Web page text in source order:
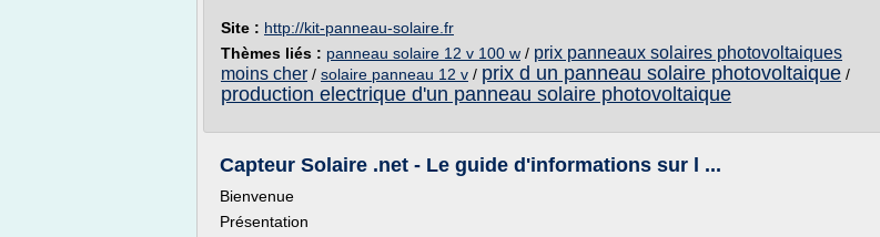
Site : http://kit-panneau-solaire.fr
Thèmes liés : panneau solaire 12 v 100 w / prix panneaux solaires photovoltaiques
moins cher / solaire panneau 12 v / prix d un panneau solaire photovoltaique /
production electrique d'un panneau solaire photovoltaique
Capteur Solaire .net - Le guide d'informations sur l ...
Bienvenue
Présentation